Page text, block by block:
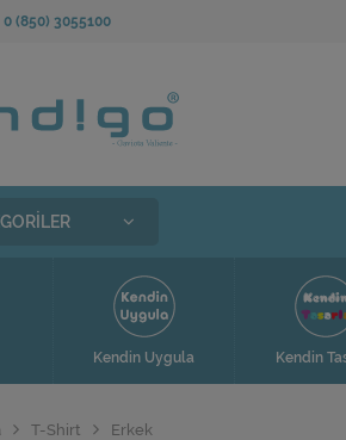
0 (850) 3055100
Kendin Uygula Kendin
T-Shirt Erkek